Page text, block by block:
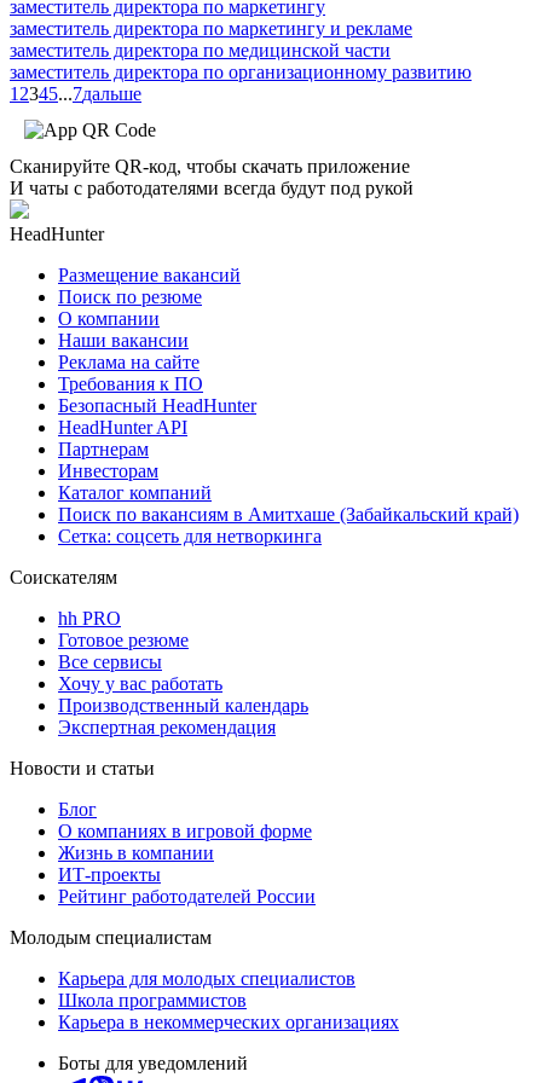
заместитель директора по маркетингу
заместитель директора по маркетингу и рекламе
заместитель директора по медицинской части
заместитель директора по организационному развитию
1 2345...7дальше
Сканируйте QR-код, чтобы скачать приложение
И чаты с работодателями всегда будут под рукой
HeadHunter
Размещение вакансий
Поиск по резюме
О компании
Наши вакансии
Реклама на сайте
Требования к ПО
Безопасный HeadHunter
HeadHunter API
Партнерам
Инвесторам
Каталог компаний
Поиск по вакансиям в Амитхаше (Забайкальский край)
Сетка: соцсеть для нетворкинга
Соискателям
hh PRO
Готовое резюме
Все сервисы
Хочу у вас работать
Производственный календарь
Экспертная рекомендация
Новости и статьи
Блог
О компаниях в игровой форме
Жизнь в компании
ИТ-проекты
Рейтинг работодателей России
Молодым специалистам
Карьера для молодых специалистов
Школа программистов
Карьера в некоммерческих организациях
Боты для уведомлений